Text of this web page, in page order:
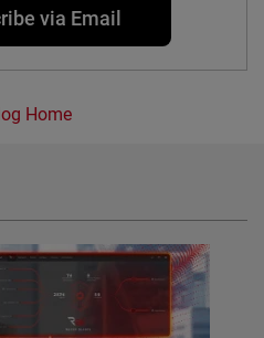
via Email
Home